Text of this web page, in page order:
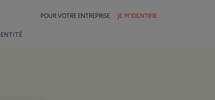
POUR VOTRE ENTREPRISE JE M'IDENTIFIE